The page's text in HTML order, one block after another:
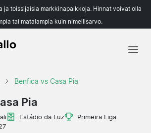
ja toissijaisia markkinapaikkoja. Hinnat voivat olla
tai matalampia kuin nimellisarvo.
Benfica vs Casa Pia
Pia
Estádio da Luz
Primeira Liga